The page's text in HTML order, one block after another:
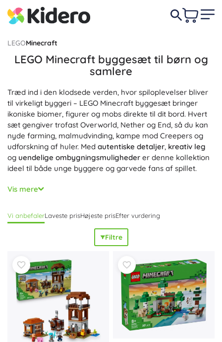
LEGOMinecraft
LEGO Minecraft byggesæt til børn og
samlere
Træd ind i den klodsede verden, hvor spiloplevelser bliver
til virkeligt byggeri – LEGO Minecraft byggesæt bringer
ikoniske biomer, figurer og mobs direkte til dit bord. Hvert
sæt gengiver trofast Overworld, Nether og End, så du kan
nyde farming, malmudvinding, kampe mod Creepers og
udforskning af huler. Med autentiske detaljer, kreativ leg
og uendelige ombygningsmuligheder er denne kollektion
ideel til både unge byggere og garvede fans af spillet.
LEGO Minecraft byggesæt er modulære og nemme at
kombinere – forbind LEGO klodser, udvid landsbyer, byg en
æskerne finder du populære Minecraft figurer og
minifigurer som Steve, Alex, Zombie, Enderman, Skeleton
og Piglin samt værktøj og våben, TNT, både, dyr og
Redstone-elementer. Resultatet er
ombygningerogfantastisk samlerværdi
. LEGO Minecraft
sæt understøtterkreativitet logisk tænkningog
finmotorik
og bevarer samtidig Minecraft-mekanikkerne – minedrift,
crafting, baseforsvar og handel med landsbyboere. Hvert
byggesæt til både drenge og piger er kompatibelt med
andre LEGO klodser, så du kan bygge din egen
klodsverden og forbinde den med andre konstruktioner.
Uanset om du leder efter gaver til Minecraft-fans eller en
Vis mere
Vi anbefalerLaveste prisHøjeste prisEfter vurdering
Filtre